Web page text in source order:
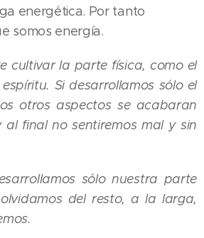
energética. Por tanto
somos energía.
cultivar la parte física, como el
Si desarrollamos sólo el
otros aspectos se acabaran
al final no sentiremos mal y sin
sólo nuestra parte
del resto, a la larga,